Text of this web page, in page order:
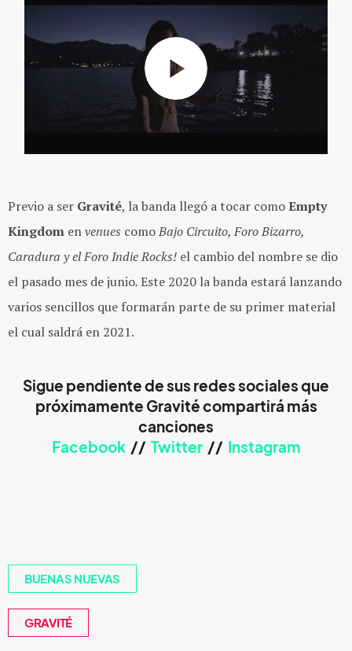
Previo a ser Gravité, la banda llegó a tocar comoEmpty
Kingdom envenues comoBajo Circuito, Foro Bizarro,
Caradura y el Foro Indie Rocks! el cambio del nombre se dio
el pasado mes de junio.Este 2020 la banda estará lanzando
varios sencillos que formarán parte de su primer material
el cual saldrá en 2021.
Sigue pendiente de sus redes sociales que
próximamente Gravité compartirá más
canciones
Facebook// Twitter// Instagram
BUENAS NUEVAS
GRAVITÉ